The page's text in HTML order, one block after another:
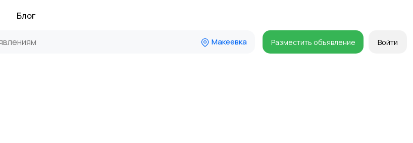
Блог
Макеевка Разместить объявление Войти